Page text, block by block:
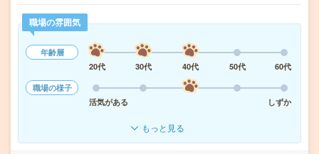
職場の雰囲気
年齢層
20代
30代 40代 50代
60代
職場の様子
活気がある
しずか
もっと見る